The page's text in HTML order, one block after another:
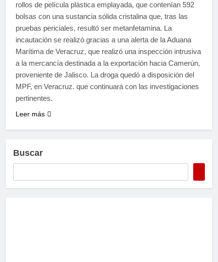
rollos de película plástica emplayada, que contenían 592
bolsas con una sustancia sólida cristalina que, tras las
pruebas periciales, resultó ser metanfetamina. La
incautación se realizó gracias a una alerta de la Aduana
Marítima de Veracruz, que realizó una inspección intrusiva
a la mercancía destinada a la exportación hacia Camerún,
proveniente de Jalisco. La droga quedó a disposición del
MPF, en Veracruz. que continuará con las investigaciones
pertinentes.
Leer más
Buscar